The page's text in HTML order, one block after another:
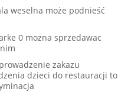
weselna może podnieść
0 mozna sprzedawac
zakazu
dzieci do restauracji to